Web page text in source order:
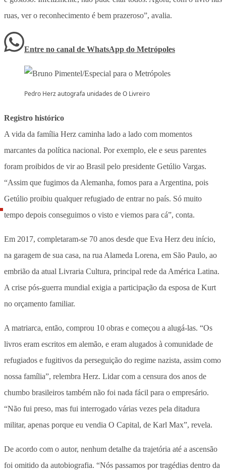
ruas, ver o reconhecimento é bem prazeroso”, avalia.
Entre no canal de WhatsApp do Metrópoles
Pedro Herz autografa unidades de O Livreiro
Registro histórico
A vida da família Herz caminha lado a lado com momentos
marcantes da política nacional. Por exemplo, ele e seus parentes
foram proibidos de vir ao Brasil pelo presidente Getúlio Vargas.
“Assim que fugimos da Alemanha, fomos para a Argentina, pois
Getúlio proibiu qualquer refugiado de entrar no país. Só muito
tempo depois conseguimos o visto e viemos para cá”, conta.
Em 2017, completaram-se 70 anos desde que Eva Herz deu início,
na garagem de sua casa, na rua Alameda Lorena, em São Paulo, ao
embrião da atual Livraria Cultura, principal rede da América Latina.
A crise pós-guerra mundial exigia a participação da esposa de Kurt
no orçamento familiar.
A matriarca, então, comprou 10 obras e começou a alugá-las. “Os
livros eram escritos em alemão, e eram alugados à comunidade de
refugiados e fugitivos da perseguição do regime nazista, assim como
nossa família”, relembra Herz. Lidar com a censura dos anos de
chumbo brasileiros também não foi nada fácil para o empresário.
“Não fui preso, mas fui interrogado várias vezes pela ditadura
militar, apenas porque eu vendia O Capital, de Karl Max”, revela.
De acordo com o autor, nenhum detalhe da trajetória até a ascensão
foi omitido da autobiografia. “Nós passamos por tragédias dentro da